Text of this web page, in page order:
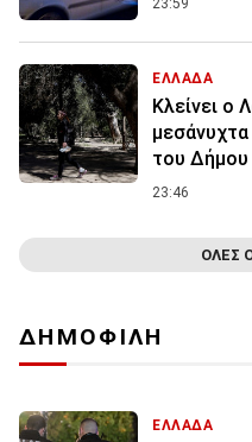
23:59
ΕΛΛΑΔΑ
Κλείνει ο
του
23:46
ΟΛΕΣ
ΔΗΜΟΦΙΛΗ
ΕΛΛΑΔΑ